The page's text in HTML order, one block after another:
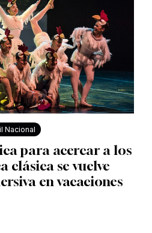
Nacional
para acercar a los
clásica se vuelve
en vacaciones